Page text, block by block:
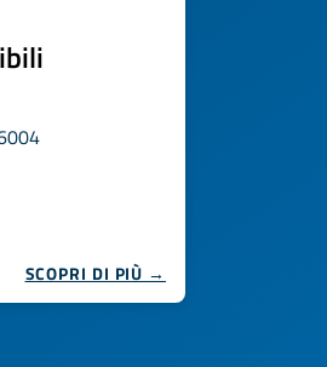
SCOPRI DI PIÙ →